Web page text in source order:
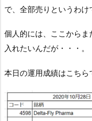
で、全部売りというわけ
個人的には、ここから
入れたいんだが・・・。
本日の運用成績はこちら